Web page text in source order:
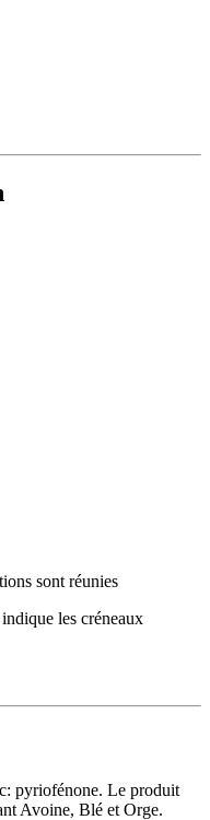
sont réunies
les créneaux
pyriofénone. Le produit
Avoine, Blé et Orge.